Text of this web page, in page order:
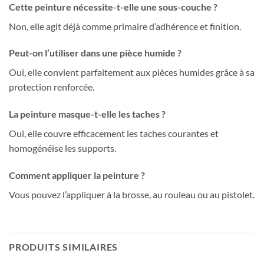
Cette peinture nécessite-t-elle une sous-couche ?
Non, elle agit déjà comme primaire d’adhérence et finition.
Peut-on l’utiliser dans une pièce humide ?
Oui, elle convient parfaitement aux pièces humides grâce à sa
protection renforcée.
La peinture masque-t-elle les taches ?
Oui, elle couvre efficacement les taches courantes et
homogénéise les supports.
Comment appliquer la peinture ?
Vous pouvez l’appliquer à la brosse, au rouleau ou au pistolet.
PRODUITS SIMILAIRES